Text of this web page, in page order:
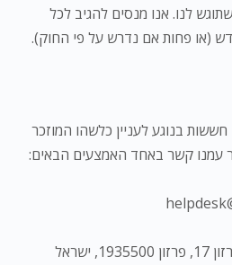
לנו. אנו מנסים להגיב לכל
(או פחות אם נדרש על פי החוק).
בנוגע לעניין כלשהו המוזכר
עמנו קשר באחד האמצעים הבאים: